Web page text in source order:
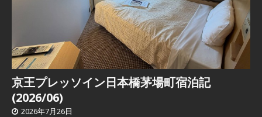
京王プレッソイン日本橋茅場町宿泊記
(2026/06)
2026年7月26日